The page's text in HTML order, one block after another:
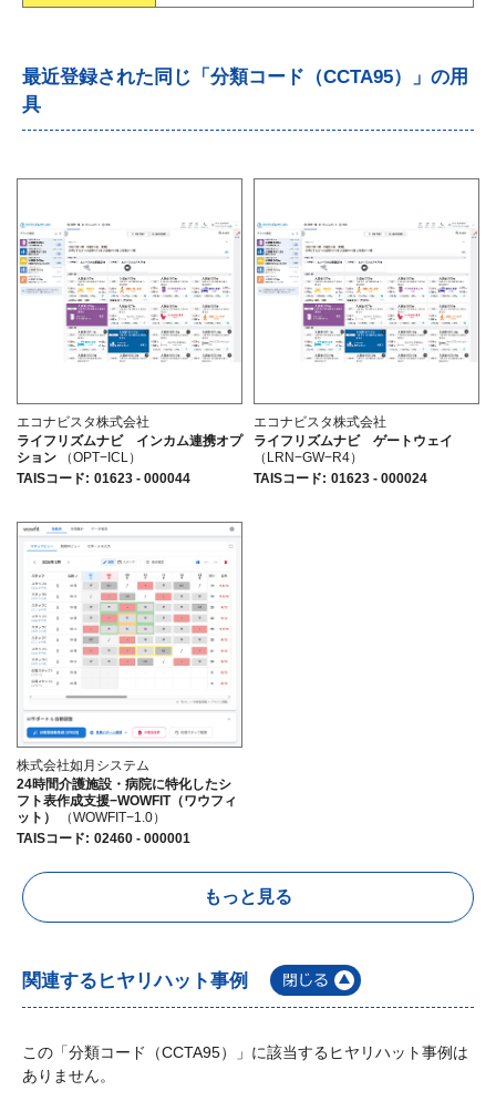
最近登録された同じ「分類コード（CCTA95）」の用
具
エコナビスタ株式会社
ライフリズムナビ インカム連携オプ
ション
（OPT−ICL）
TAISコード: 01623 - 000044
エコナビスタ株式会社
ライフリズムナビ ゲートウェイ
（LRN−GW−R4）
TAISコード: 01623 - 000024
株式会社如月システム
24時間介護施設・病院に特化したシ
フト表作成支援−WOWFIT（ワウフィ
ット）
（WOWFIT−1.0）
TAISコード: 02460 - 000001
もっと見る
関連するヒヤリハット事例
この「分類コード（CCTA95）」に該当するヒヤリハット事例は
ありません。